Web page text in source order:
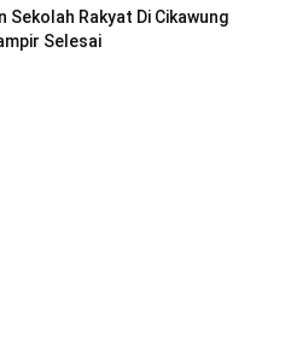
Sekolah Rakyat Di Cikawung
Selesai